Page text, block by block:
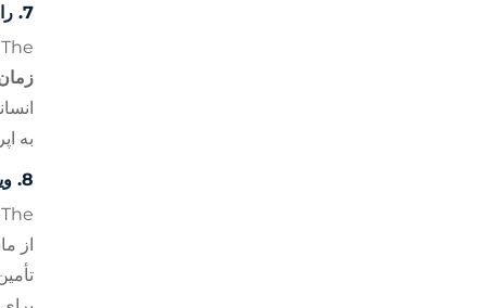
7.
The
به
8.
The
از